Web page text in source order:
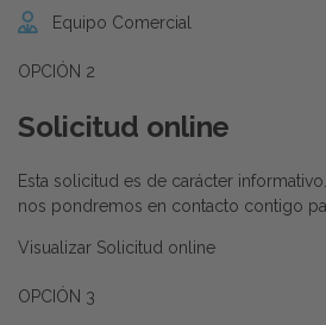
Equipo Comercial
OPCIÓN 2
Solicitud online
Esta solicitud es de carácter
nos pondremos en contacto contigo
Visualizar Solicitud online
OPCIÓN 3